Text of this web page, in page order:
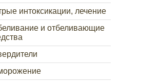
интоксикации, лечение
и отбеливающие